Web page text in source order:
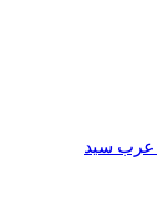
عرب سيد